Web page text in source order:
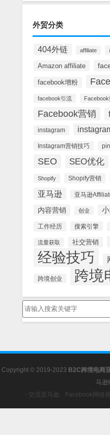
外贸分类
404外链 affiliate
Amazon affiliate
facebook增粉
facebook引流
Facebook营销
instagram
Instagram营销技巧
SEO SEO优化
Shopify Shopify营销
亚马逊 亚马逊
内容营销 创业
工作经历 搜索引擎
流量获取 社交营销
经验技巧
跨境创业 跨境
Copyright © 2019-2023 B2C跨境电商
马逊
- 交流亚马逊、Facebook网络